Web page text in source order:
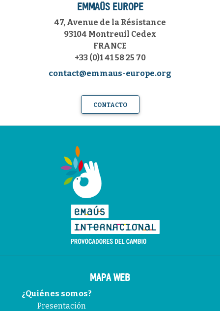
EMMAÜS EUROPE
47, Avenue de la Résistance
93104 Montreuil Cedex
FRANCE
+33 (0)1 41 58 25 70
contact@emmaus-europe.org
CONTACTO
MAPA WEB
¿Quiénes somos?
Presentación